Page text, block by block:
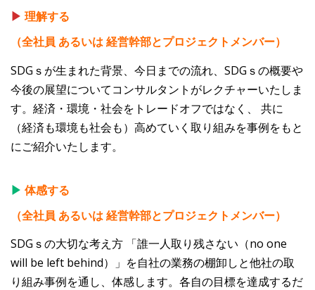
▶ 理解する
（全社員 あるいは 経営幹部とプロジェクトメンバー）
SDGｓが生まれた背景、今日までの流れ、SDGｓの概要や
今後の展望についてコンサルタントがレクチャーいたしま
す。経済・環境・社会をトレードオフではなく、 共に
（経済も環境も社会も）高めていく取り組みを事例をもと
にご紹介いたします。
▶ 体感する
（全社員 あるいは 経営幹部とプロジェクトメンバー）
SDGｓの大切な考え方 「誰一人取り残さない（no one
will be left behind）」を自社の業務の棚卸しと他社の取
り組み事例を通し、体感します。各自の目標を達成するだ